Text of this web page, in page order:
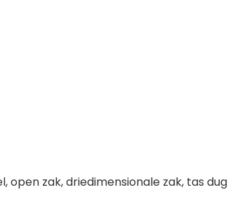
open zak, driedimensionale zak, tas dug